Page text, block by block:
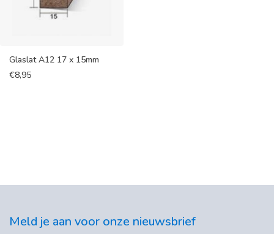
Glaslat A12 17 x 15mm
€8,95
Meld je aan voor onze nieuwsbrief